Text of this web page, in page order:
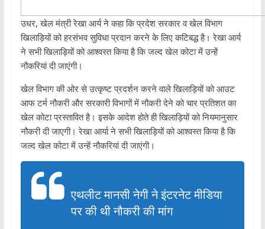
उधर, खेल मंत्री रेखा आर्य ने कहा कि प्रदेश सरकार व खेल विभाग
खिलाड़ियों को हरसंभव सुविधा प्रदान करने के लिए कटिबद्ध है। रेखा आर्य
ने सभी खिलाड़ियों को आश्वस्त किया है कि जल्द खेल कोटा में उन्हें
नौकरियां दी जाएंगी।
खेल विभाग की ओर से उत्कृष्ट प्रदर्शन करने वाले खिलाड़ियों को आउट
आफ टर्म नौकरी और सरकारी विभागों में नौकरी देने को चार प्रतिशत का
खेल कोटा प्रस्तावित है। इसके आदेश होते ही खिलाड़ियों को नियमानुसार
नौकरी दी जाएगी। रेखा आर्या ने सभी खिलाड़ियों को आश्वस्त किया है कि
जल्द खेल कोटा में उन्हें नौकरियां दी जाएंगी।
एथलीट मानसी नेगी ने इंटरनेट मीडिया
पर की थी नौकरी की मांग